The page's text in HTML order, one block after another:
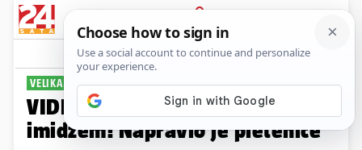
PRIJAVA
Sport Komentari
VELIKA PROMJENA
VIDEO Marko Livaja iznenadio
imidžem! Napravio je pletenice